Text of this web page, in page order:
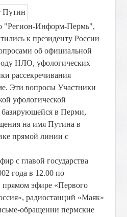
"Регион-Информ-Пермь",
к президенту России
об официальной
НЛО, уфологических
рассекречивания
Эти вопросы Участники
уфологической
в Перми,
на имя Путина в
прямой линии с
с главой государства
года в 12.00 по
прямом эфире «Первого
радиостанций «Маяк»
обращении пермские